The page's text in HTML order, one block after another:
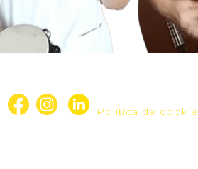
Política de